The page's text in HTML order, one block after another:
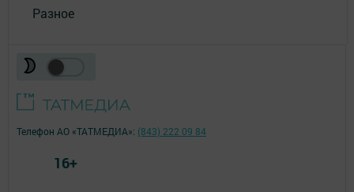
Разное
Телефон АО «ТАТМЕДИА»: (843) 222 09 84
16+